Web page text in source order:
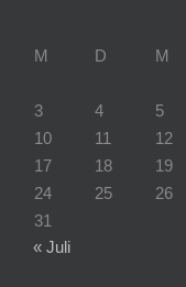
M
D M
3
4 5
10
11 12
17
18 19
24
25 26
31
« Juli